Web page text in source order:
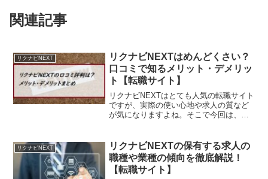
関連記事
リクナビNEXT
リクナビNEXTはめんどくさい？
口コミで知るメリット・デメリッ
ト【転職サイト】
リクナビNEXTはとても人気の転職サイト
ですが、実際の使い心地や求人の質など
が気になりますよね。そこで今回は、リ
デメリットについてまとめて検証してい
きます。これから転職に向けて登録しよ
うか迷っているという方もぜひ最後まで
ご覧ください。
リクナビNEXT
リクナビNEXTの保有する求人の
職種や業種の傾向を徹底解説！
【転職サイト】